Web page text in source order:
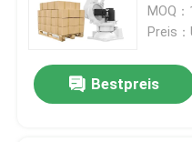
MOQ：1
Preis
Bestpreis